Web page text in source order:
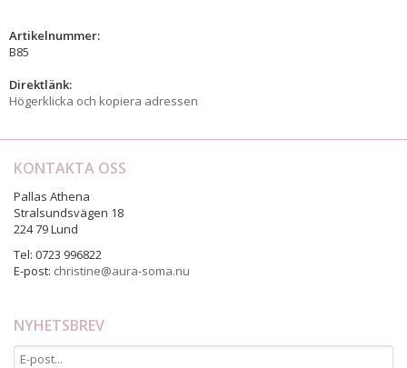
Artikelnummer:
B85
Direktlänk:
Högerklicka och kopiera adressen
KONTAKTA OSS
Pallas Athena
Stralsundsvägen 18
224 79 Lund
Tel: 0723 996822
E-post: christine@aura-soma.nu
NYHETSBREV